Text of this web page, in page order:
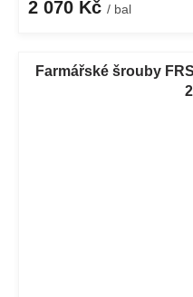
2 070 Kč / bal
Farmářské šrouby